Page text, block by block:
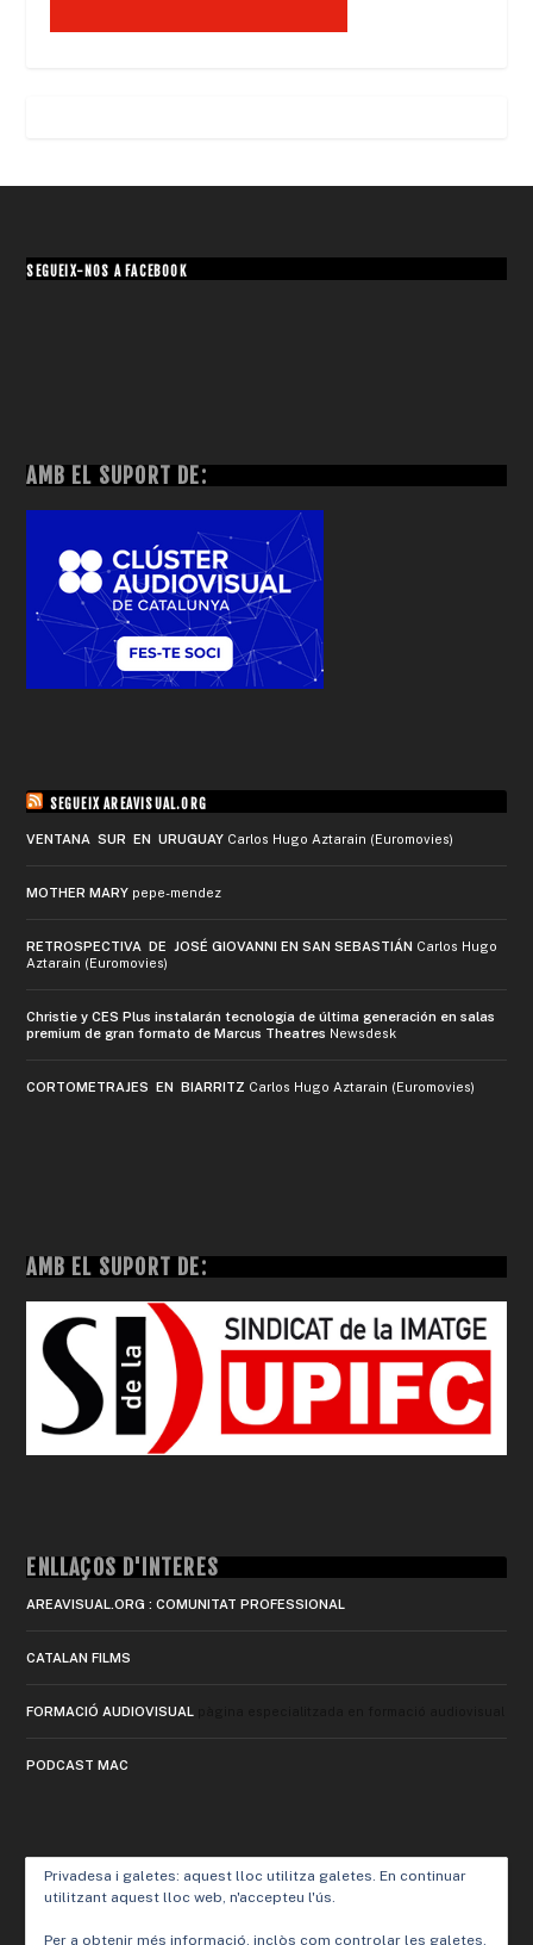
SEGUEIX-NOS A FACEBOOK
AMB EL SUPORT DE:
SEGUEIX AREAVISUAL.ORG
VENTANA SUR EN URUGUAY Carlos Hugo Aztarain (Euromovies)
MOTHER MARY pepe-mendez
RETROSPECTIVA DE JOSÉ GIOVANNI EN SAN SEBASTIÁN Carlos Hugo
Aztarain (Euromovies)
Christie y CES Plus instalarán tecnología de última generación en salas
premium de gran formato de Marcus Theatres Newsdesk
CORTOMETRAJES EN BIARRITZ Carlos Hugo Aztarain (Euromovies)
AMB EL SUPORT DE:
ENLLAÇOS D'INTERÈS
AREAVISUAL.ORG : COMUNITAT PROFESSIONAL
CATALAN FILMS
FORMACIÓ AUDIOVISUAL
PODCAST MAC
Privadesa i galetes: aquest lloc utilitza galetes. En continuar
utilitzant aquest lloc web, n'accepteu l'ús.
Per a obtenir més informació, inclòs com controlar les galetes,